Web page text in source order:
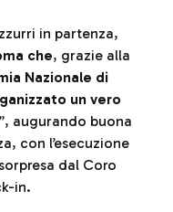
in partenza,
che, grazie alla
Nazionale di
un vero
”, augurando buona
con l’esecuzione
dal Coro
in.